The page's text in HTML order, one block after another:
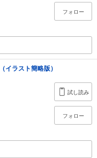
フォロー
イラスト簡略版）
試し読み
フォロー